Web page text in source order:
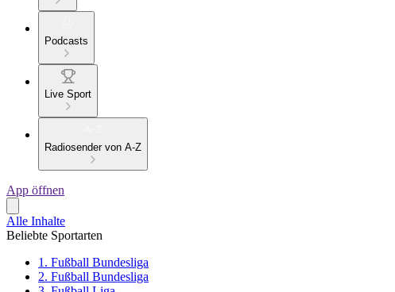
Podcasts
Live Sport
Radiosender von A-Z
App öffnen
Alle Inhalte
Beliebte Sportarten
1. Fußball Bundesliga
2. Fußball Bundesliga